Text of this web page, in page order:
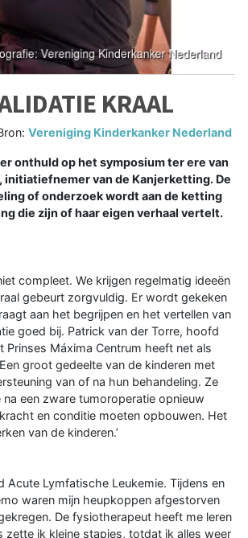
KRAAL
Vereniging Kinderkanker Nederland
onthuld op het symposium ter ere van
van de Kanjerketting. De
of onderzoek wordt aan de ketting
die zijn of haar eigen verhaal vertelt.
compleet. We krijgen regelmatig ideeën
gebeurt zorgvuldig. Er wordt gekeken
aan het begrijpen en het vertellen van
goed bij. Patrick van der Torre, hoofd
Máxima Centrum heeft net als
groot gedeelte van de kinderen met
van of na hun behandeling. Ze
een zware tumoroperatie opnieuw
en conditie moeten opbouwen. Het
van de kinderen.’
Lymfatische Leukemie. Tijdens en
waren mijn heupkoppen afgestorven
De fysiotherapeut heeft me leren
zette ik kleine stapjes, totdat ik alles weer